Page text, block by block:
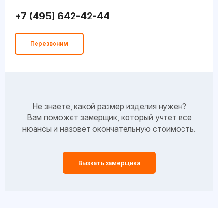
+7 (495) 642-42-44
Перезвоним
Не знаете, какой размер изделия нужен?
Вам поможет замерщик, который учтет все
нюансы и назовет окончательную стоимость.
Вызвать замерщика